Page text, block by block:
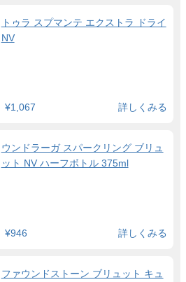
トゥラ スプマンテ エクストラ ドライ
NV
¥1,067 詳しくみる
ウンドラーガ スパークリング ブリュ
ット NV ハーフボトル 375ml
¥946 詳しくみる
ファウンドストーン ブリュット キュ